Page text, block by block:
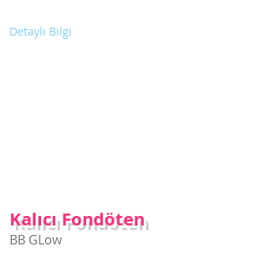
Kalıcı Fondöten
BB GLow
Detaylı Bilgi